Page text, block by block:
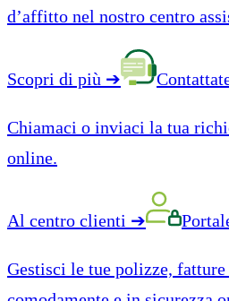
d’affitto nel nostro centro
Scopri di più ➔
Chiamaci o inviaci la tua
online.
Al centro clienti ➔
Gestisci le tue polizze, fatture